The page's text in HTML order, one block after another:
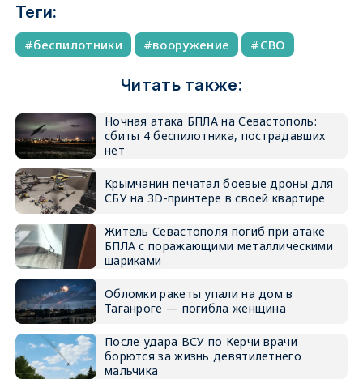
Теги:
беспилотники вооружение СВО
Читать также:
Ночная атака БПЛА на Севастополь:
сбиты 4 беспилотника, пострадавших
нет
Крымчанин печатал боевые дроны для
СБУ на 3D-принтере в своей квартире
Житель Севастополя погиб при атаке
БПЛА с поражающими металлическими
шариками
Обломки ракеты упали на дом в
Таганроге — погибла женщина
После удара ВСУ по Керчи врачи
борются за жизнь девятилетнего
мальчика